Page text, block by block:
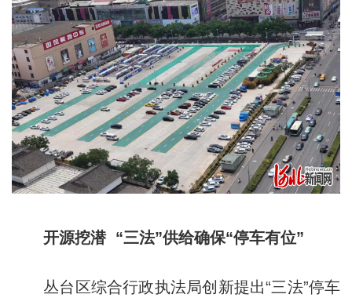
开源挖潜 “三法”供给确保“停车有位”
丛台区综合行政执法局创新提出“三法”停车